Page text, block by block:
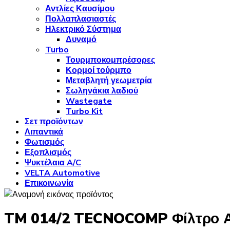
Αντλίες Καυσίμου
Πολλαπλασιαστές
Ηλεκτρικό Σύστημα
Δυναμό
Turbo
Τουρμποκομπρέσορες
Κορμοί τούρμπο
Μεταβλητή γεωμετρία
Σωληνάκια λαδιού
Wastegate
Turbo Kit
Σετ προϊόντων
Λιπαντικά
Φωτισμός
Εξοπλισμός
Ψυκτέλαια A/C
VELTA Automotive
Επικοινωνία
TM 014/2 TECNOCOMP Φίλτρο